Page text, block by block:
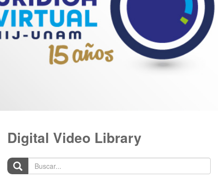
Digital Video Library
Buscar...